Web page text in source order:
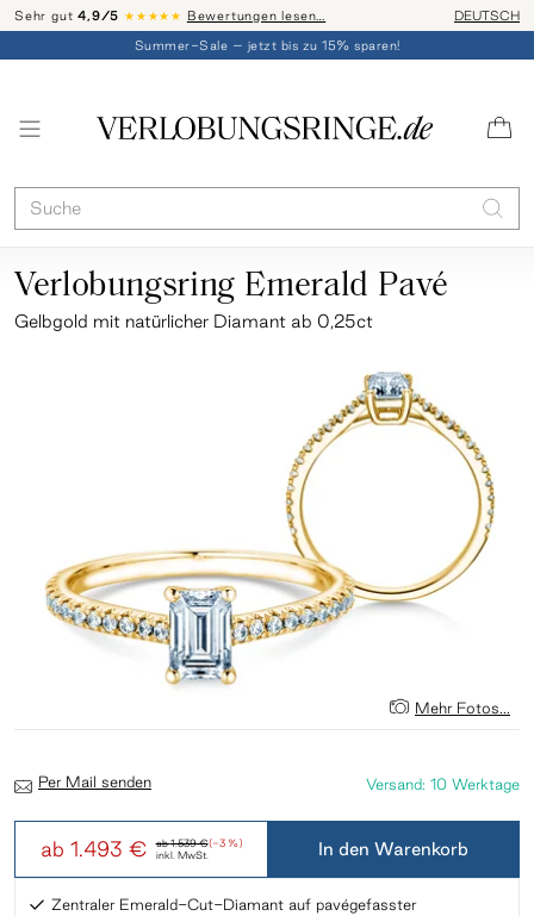
Sehr gut4,9/5 ★★★★★ Bewertungen lesen… Telefon-
DEUTSCH
Summer-Sale – jetzt bis zu 15% sparen!
Verlobungsring Emerald Pavé
Gelbgold mit natürlicher Diamant ab 0,25ct
Mehr Fotos...
ab1.539 €(-3 %)
ab 1.493 € inkl. MwSt.
Versand: 10 Werktage
Per Mail senden
In den Warenkorb
Zentraler Emerald-Cut-Diamant auf pavégefasster